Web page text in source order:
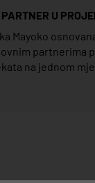
PARTNER U
Mayoko
partnerima
na jednom